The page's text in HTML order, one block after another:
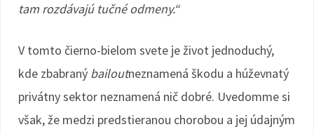
tam rozdávajú tučné odmeny.“
V tomto čierno-bielom svete je život jednoduchý,
kde zbabraný bailoutneznamená škodu a húževnatý
privátny sektor neznamená nič dobré. Uvedomme si
však, že medzi predstieranou chorobou a jej údajným